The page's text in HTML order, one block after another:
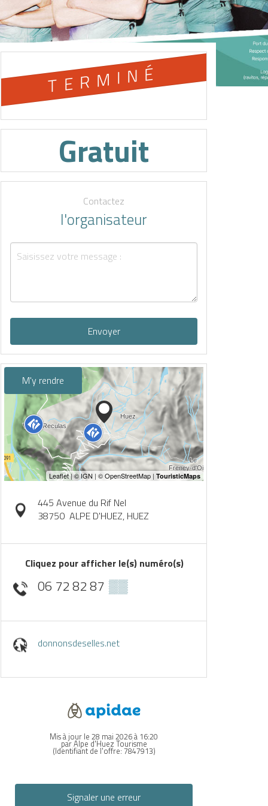
TERMINÉ
Gratuit
Contactez
l'organisateur
Envoyer
M'y rendre
445 Avenue du Rif Nel
38750 ALPE D'HUEZ, HUEZ
Cliquez pour afficher le(s) numéro(s)
06 72 82 87 ▒▒
donnonsdeselles.net
Mis à jour le 28 mai 2026 à 16:20
par Alpe d'Huez Tourisme
(Identifiant de l'offre:7847913)
Signaler une erreur